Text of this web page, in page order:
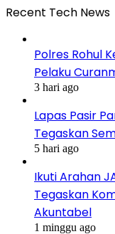
Recent Tech News
Polres Rohul
Pelaku
3 hari ago
Lapas Pasir
Tegaskan
5 hari ago
Ikuti Arahan
Tegaskan
Akuntabel
1 minggu ago